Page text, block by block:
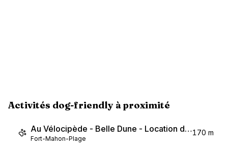
Activités dog-friendly à proximité
Au Vélocipède - Belle Dune - Location de vélos
Fort-Mahon-Plage
170 m